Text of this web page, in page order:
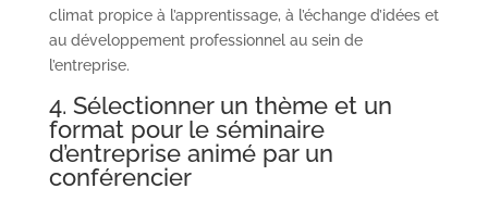
climat propice à l’apprentissage, à l’échange d’idées et
au développement professionnel au sein de
l’entreprise.
4. Sélectionner un thème et un
format pour le séminaire
d’entreprise animé par un
conférencier